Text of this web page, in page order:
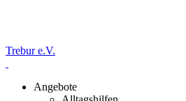
Trebur e.V.
Angebote